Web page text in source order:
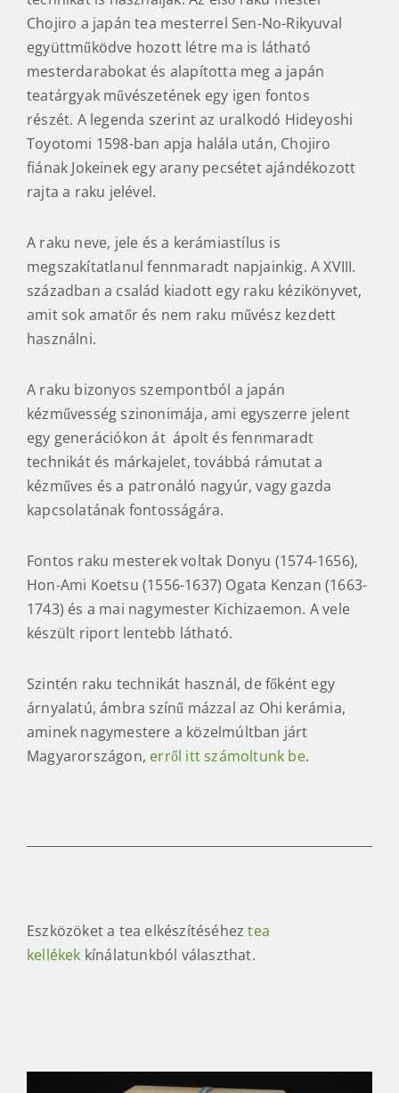
Chojiro a japán tea mesterrel Sen-No-Rikyuval
együttműködve hozott létre ma is látható
mesterdarabokat és alapította meg a japán
teatárgyak művészetének egy igen fontos
részét. A legenda szerint az uralkodó Hideyoshi
Toyotomi 1598-ban apja halála után, Chojiro
fiának Jokeinek egy arany pecsétet ajándékozott
rajta a raku jelével.
A raku neve, jele és a kerámiastílus is
megszakítatlanul fennmaradt napjainkig. A XVIII.
században a család kiadott egy raku kézikönyvet,
amit sok amatőr és nem raku művész kezdett
használni.
A raku bizonyos szempontból a japán
kézművesség szinonimája, ami egyszerre jelent
egy generációkon át ápolt és fennmaradt
technikát és márkajelet, továbbá rámutat a
kézműves és a patronáló nagyúr, vagy gazda
kapcsolatának fontosságára.
Fontos raku mesterek voltak Donyu (1574-1656),
Hon-Ami Koetsu (1556-1637) Ogata Kenzan (1663-
1743) és a mai nagymester Kichizaemon. A vele
készült riport lentebb látható.
Szintén raku technikát használ, de főként egy
árnyalatú, ámbra színű mázzal az Ohi kerámia,
aminek nagymestere a közelmúltban járt
Magyarországon, erről itt számoltunk be.
Eszközöket a tea elkészítéséhez tea
kellékek kínálatunkból választhat.